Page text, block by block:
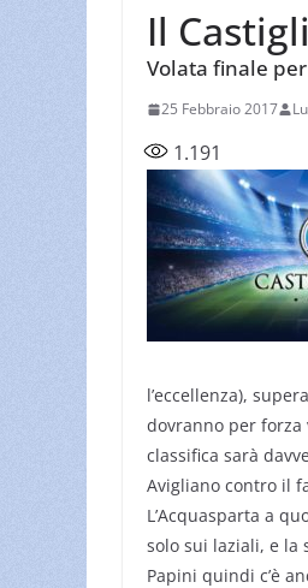
Il
Volata finale
25 Febbraio 2017
1.191
l’eccellenza),
dovranno per forza
classifica sarà
Avigliano contro il
L’Acquasparta a
solo sui laziali, e la
Papini quindi c’è